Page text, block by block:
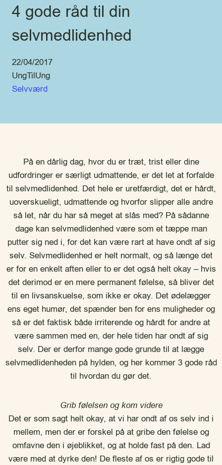
4 gode råd til din
selvmedlidenhed
22/04/2017
UngTilUng
Selvværd
På en dårlig dag, hvor du er træt, trist eller dine
udfordringer er særligt udmattende, er det let at forfalde
til selvmedlidenhed. Det hele er uretfærdigt, det er hårdt,
uoverskueligt, udmattende og hvorfor slipper alle andre
så let, når du har så meget at slås med? På sådanne
dage kan selvmedlidenhed være som et tæppe man
putter sig ned i, for det kan være rart at have ondt af sig
selv. Selvmedlidenhed er helt normalt, og så længe det
er for en enkelt aften eller to er det også helt okay – hvis
det derimod er en mere permanent følelse, så bliver det
til en livsanskuelse, som ikke er okay. Det ødelægger
ens eget humør, det spænder ben for ens muligheder og
så er det faktisk både irriterende og hårdt for andre at
være sammen med en, der hele tiden har ondt af sig
selv. Der er derfor mange gode grunde til at lægge
selvmedlidenheden på hylden, og her kommer 3 gode råd
til hvordan du gør det.
Grib følelsen og kom videre
Det er som sagt helt okay, at vi har ondt af os selv ind i
mellem, men der er forskel på at gribe den følelse og
omfavne den i øjeblikket, og at holde fast på den. Lad
være med at dyrke den! De fleste af os er rigtig gode til